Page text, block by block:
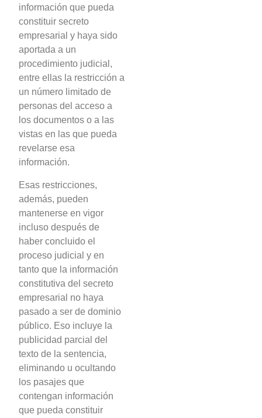
información que pueda
constituir secreto
empresarial y haya sido
aportada a un
procedimiento judicial,
entre ellas la restricción a
un número limitado de
personas del acceso a
los documentos o a las
vistas en las que pueda
revelarse esa
información.
Esas restricciones,
además, pueden
mantenerse en vigor
incluso después de
haber concluido el
proceso judicial y en
tanto que la información
constitutiva del secreto
empresarial no haya
pasado a ser de dominio
público. Eso incluye la
publicidad parcial del
texto de la sentencia,
eliminando u ocultando
los pasajes que
contengan información
que pueda constituir